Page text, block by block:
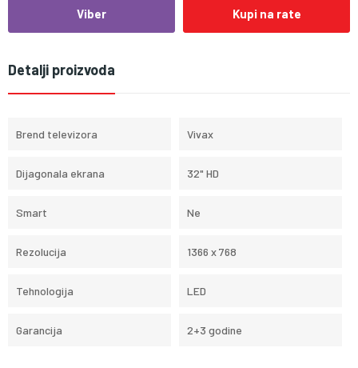
Viber Kupi na rate
Detalji proizvoda
Brend televizora Vivax
Dijagonala ekrana 32" HD
Smart Ne
Rezolucija 1366 x 768
Tehnologija LED
Garancija 2+3 godine